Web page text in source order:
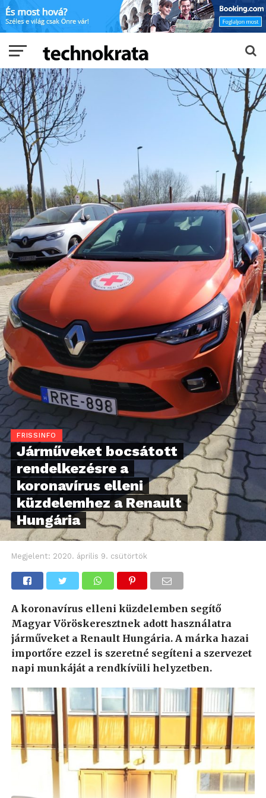
FRISSINFO
Járműveket bocsátott
rendelkezésre a
koronavírus elleni
küzdelemhez a Renault
Hungária
Megjelent: 2020. április 9. csütörtök
A koronavírus elleni küzdelemben segítő
Magyar Vöröskeresztnek adott használatra
járműveket a Renault Hungária. A márka hazai
importőre ezzel is szeretné segíteni a szervezet
napi munkáját a rendkívüli helyzetben.